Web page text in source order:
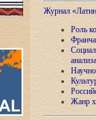
Журнал
Роль
анализа
Жанр